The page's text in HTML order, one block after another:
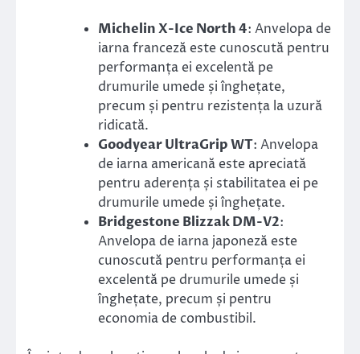
Michelin X-Ice North 4: Anvelopa de
iarna franceză este cunoscută pentru
performanța ei excelentă pe
drumurile umede și înghețate,
precum și pentru rezistența la uzură
ridicată.
Goodyear UltraGrip WT: Anvelopa
de iarna americană este apreciată
pentru aderența și stabilitatea ei pe
drumurile umede și înghețate.
Bridgestone Blizzak DM-V2:
Anvelopa de iarna japoneză este
cunoscută pentru performanța ei
excelentă pe drumurile umede și
înghețate, precum și pentru
economia de combustibil.